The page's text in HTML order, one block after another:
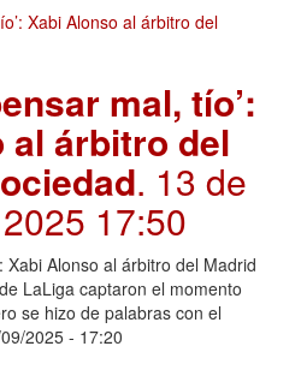
mal, tío’:
al árbitro del
. 13 de
17:50
Xabi Alonso al árbitro del Madrid
LaLiga captaron el momento
se hizo de palabras con el
2025 - 17:20